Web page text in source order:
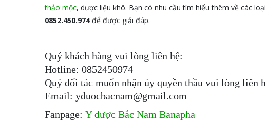
thảo mộc, dược liệu khô. Bạn có nhu cầu tìm hiểu thêm về các
0852.450.974để được giải đáp.
————————————————– ——————-
Quý khách hàng vui lòng liên hệ:
Hotline: 0852450974
Quý đối tác muốn nhận ủy quyền thầu vui lòng liên
Email: yduocbacnam@gmail.com
Fanpage: Y dược Bắc Nam Banapha